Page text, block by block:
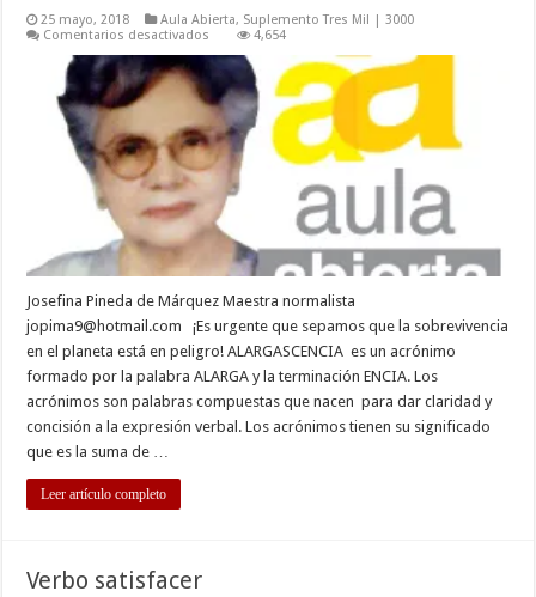
25 mayo, 2018 Aula Abierta, Suplemento Tres Mil | 3000
Comentarios desactivados
NEOLOGISMO
NECESARIO
4,654
Josefina Pineda de Márquez Maestra normalista
jopima9@hotmail.com ¡Es urgente que sepamos que la sobrevivencia
en el planeta está en peligro! ALARGASCENCIA es un acrónimo
formado por la palabra ALARGA y la terminación ENCIA. Los
acrónimos son palabras compuestas que nacen para dar claridad y
concisión a la expresión verbal. Los acrónimos tienen su significado
que es la suma de …
Leer artículo completo
Verbo satisfacer